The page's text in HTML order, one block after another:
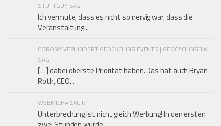
STUTTGUY SAGT:
Ich vermute, dass es nicht so nervig war, dass die
Veranstaltung...
CORONA VERHINDERT GEOCACHING EVENTS | GEOCACHINGBW
SAGT:
[…] dabei oberste Priorität haben. Das hat auch Bryan
Roth, CEO...
WEBMICHA SAGT:
Unterbrechung ist nicht gleich Werbung! In den ersten